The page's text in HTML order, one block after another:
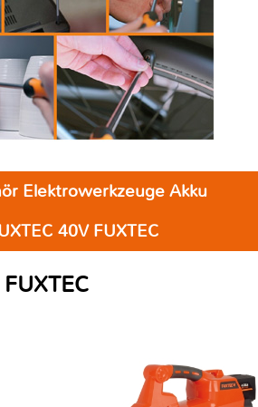
Elektrowerkzeuge Akku
40V FUXTEC